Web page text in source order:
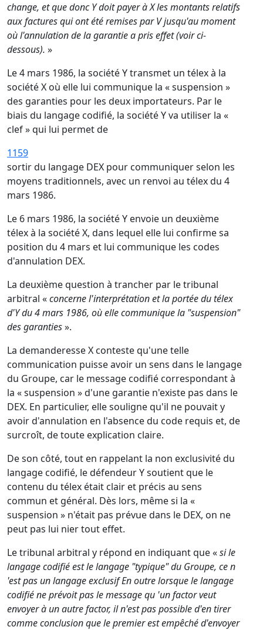
change, et que donc Y doit payer à X les montants relatifs
aux factures qui ont été remises par V jusqu'au moment
où l'annulation de la garantie a pris effet (voir ci-
dessous). »
Le 4 mars 1986, la société Y transmet un télex à la
société X où elle lui communique la « suspension »
des garanties pour les deux importateurs. Par le
biais du langage codifié, la société Y va utiliser la «
clef » qui lui permet de
1159
sortir du langage DEX pour communiquer selon les
moyens traditionnels, avec un renvoi au télex du 4
mars 1986.
Le 6 mars 1986, la société Y envoie un deuxième
télex à la société X, dans lequel elle lui confirme sa
position du 4 mars et lui communique les codes
d'annulation DEX.
La deuxième question à trancher par le tribunal
arbitral «concerne l'interprétation et la portée du télex
d'Y du 4 mars 1986, où elle communique la "suspension"
des garanties».
La demanderesse X conteste qu'une telle
communication puisse avoir un sens dans le langage
du Groupe, car le message codifié correspondant à
la « suspension » d'une garantie n'existe pas dans le
DEX. En particulier, elle souligne qu'il ne pouvait y
avoir d'annulation en l'absence du code requis et, de
surcroît, de toute explication claire.
De son côté, tout en rappelant la non exclusivité du
langage codifié, le défendeur Y soutient que le
contenu du télex était clair et précis au sens
commun et général. Dès lors, même si la «
suspension » n'était pas prévue dans le DEX, on ne
peut pas lui nier tout effet.
Le tribunal arbitral y répond en indiquant que «si le
langage codifié est le langage "typique" du Groupe, ce n
'est pas un langage exclusif En outre lorsque le langage
codifié ne prévoit pas le message qu 'un factor veut
envoyer à un autre factor, il n'est pas possible d'en tirer
comme conclusion que le premier est empêché d'envoyer